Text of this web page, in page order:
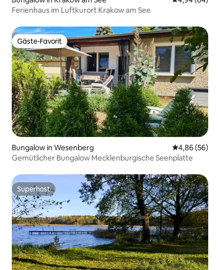
Ferienhaus im Luftkurort Krakow am See
Gäste-Favorit
Gäste-Favorit
Bungalow in Wesenberg
4,86 (56)
Gemütlicher Bungalow Mecklenburgische Seenplatte
Superhost
Superhost